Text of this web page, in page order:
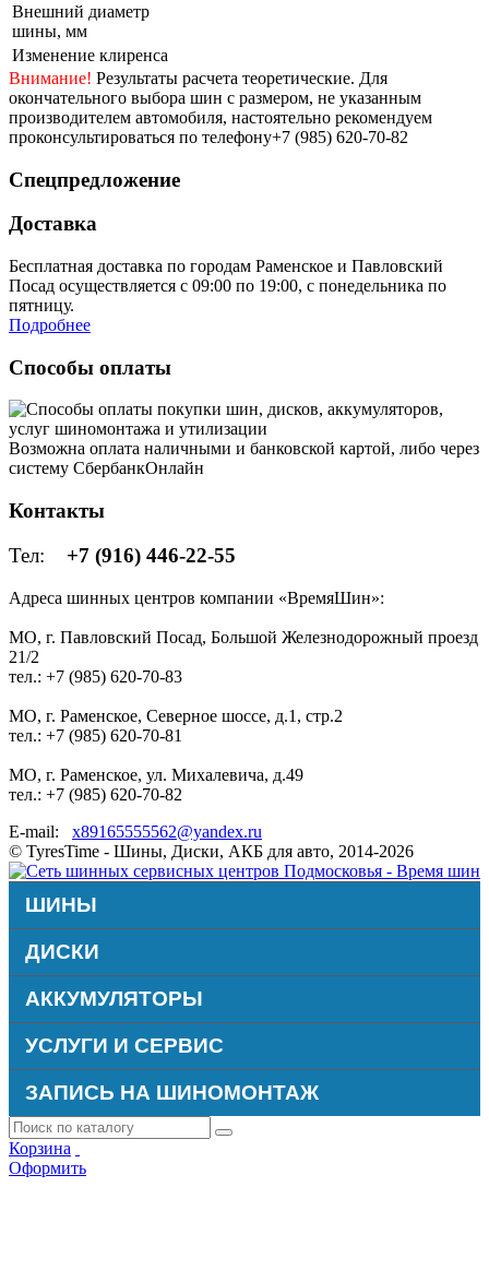
Внешний диаметр
шины, мм
Изменение клиренса
Внимание! Результаты расчета теоретические. Для
окончательного выбора шин с размером, не указанным
производителем автомобиля, настоятельно рекомендуем
проконсультироваться по телефону+7 (985) 620-70-82
Спецпредложение
Доставка
Бесплатная доставка по городам Раменское и Павловский
Посад осуществляется с 09:00 по 19:00, с понедельника по
пятницу.
Подробнее
Способы оплаты
Возможна оплата наличными и банковской картой, либо через
систему СбербанкОнлайн
Контакты
Тел: +7 (916) 446-22-55
Адреса шинных центров компании «ВремяШин»:
МО, г. Павловский Посад, Большой Железнодорожный проезд
21/2
тел.: +7 (985) 620-70-83
МО, г. Раменское, Северное шоссе, д.1, стр.2
тел.: +7 (985) 620-70-81
МО, г. Раменское, ул. Михалевича, д.49
тел.: +7 (985) 620-70-82
E-mail: x89165555562@yandex.ru
© TyresTime - Шины, Диски, АКБ для авто, 2014-2026
ШИНЫ
ДИСКИ
АККУМУЛЯТОРЫ
УСЛУГИ И СЕРВИС
ЗАПИСЬ НА ШИНОМОНТАЖ
Корзина
Оформить